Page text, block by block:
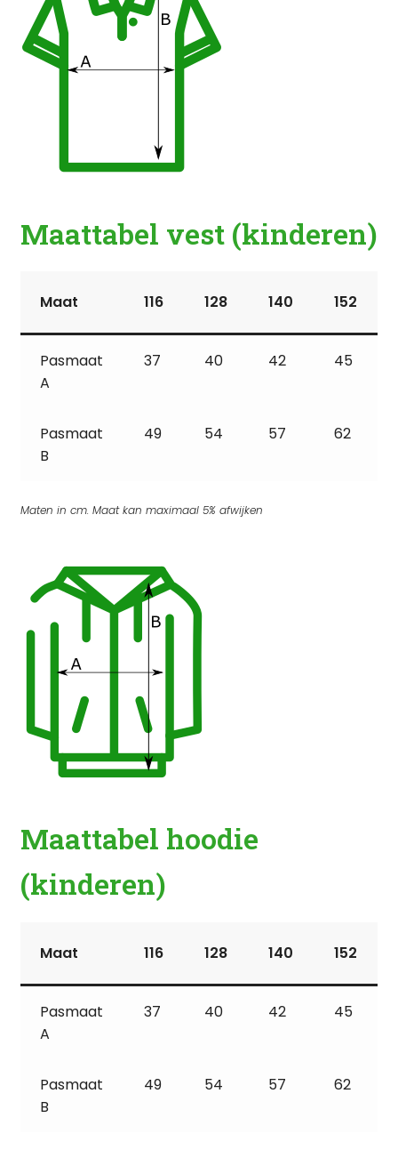
Maattabel vest (kinderen)
Maat 116 128 140 152
Pasmaat
A
37 40 42 45
Pasmaat
B
49 54 57 62
Maten in cm. Maat kan maximaal 5% afwijken
Maattabel hoodie
(kinderen)
Maat 116 128 140 152
Pasmaat
A
37 40 42 45
Pasmaat
B
49 54 57 62